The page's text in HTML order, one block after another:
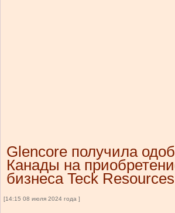
Glencore получила
Канады на
бизнеса Teck Resources
[14:15 08 июля 2024 года ]